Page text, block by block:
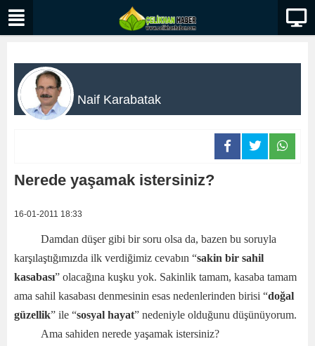
Naif Karabatak
Nerede yaşamak istersiniz?
16-01-2011 18:33
Damdan düşer gibi bir soru olsa da, bazen bu soruyla
karşılaştığımızda ilk verdiğimiz cevabın “sakin bir sahil
kasabası” olacağına kuşku yok. Sakinlik tamam, kasaba tamam
ama sahil kasabası denmesinin esas nedenlerinden birisi “doğal
güzellik” ile “sosyal hayat” nedeniyle olduğunu düşünüyorum.
Ama sahiden nerede yaşamak istersiniz?